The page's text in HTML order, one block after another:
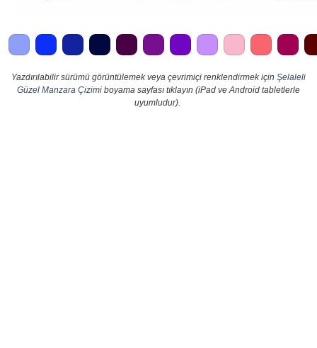
Yazdırılabilir sürümü görüntülemek veya çevrimiçi renklendirmek için Şelaleli
Güzel Manzara Çizimi boyama sayfası tıklayın (iPad ve Android tabletlerle
uyumludur).